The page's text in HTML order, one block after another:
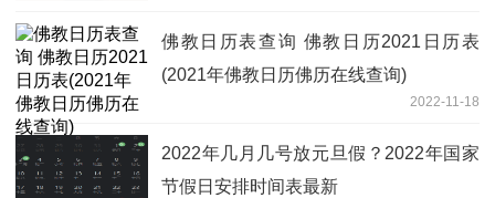
佛教日历表查询 佛教日历2021日历表
(2021年佛教日历佛历在线查询)
2022-11-18
2022年几月几号放元旦假？2022年国家
节假日安排时间表最新